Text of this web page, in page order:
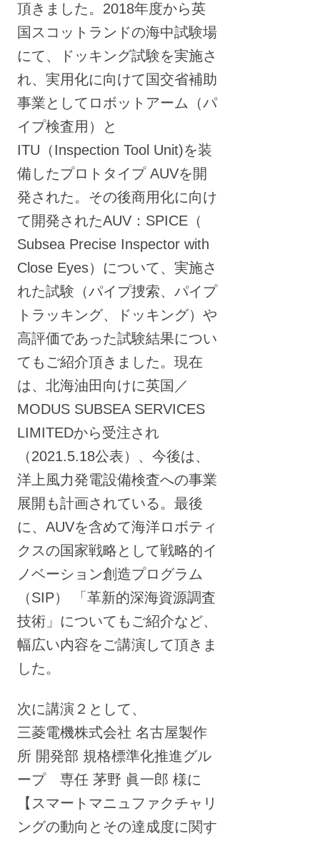
頂きました。2018年度から英
国スコットランドの海中試験場
にて、ドッキング試験を実施さ
れ、実用化に向けて国交省補助
事業としてロボットアーム（パ
イプ検査用）と
ITU（Inspection Tool Unit)を装
備したプロトタイプ AUVを開
発された。その後商用化に向け
て開発されたAUV：SPICE（
Subsea Precise Inspector with
Close Eyes）について、実施さ
れた試験（パイプ捜索、パイプ
トラッキング、ドッキング）や
高評価であった試験結果につい
てもご紹介頂きました。現在
は、北海油田向けに英国／
MODUS SUBSEA SERVICES
LIMITEDから受注され
（2021.5.18公表）、今後は、
洋上風力発電設備検査への事業
展開も計画されている。最後
に、AUVを含めて海洋ロボティ
クスの国家戦略として戦略的イ
ノベーション創造プログラム
（SIP） 「革新的深海資源調査
技術」についてもご紹介など、
幅広い内容をご講演して頂きま
した。
次に講演２として、
三菱電機株式会社 名古屋製作
所 開発部 規格標準化推進グル
ープ 専任 茅野 眞一郎 様に
【スマートマニュファクチャリ
ングの動向とその達成度に関す